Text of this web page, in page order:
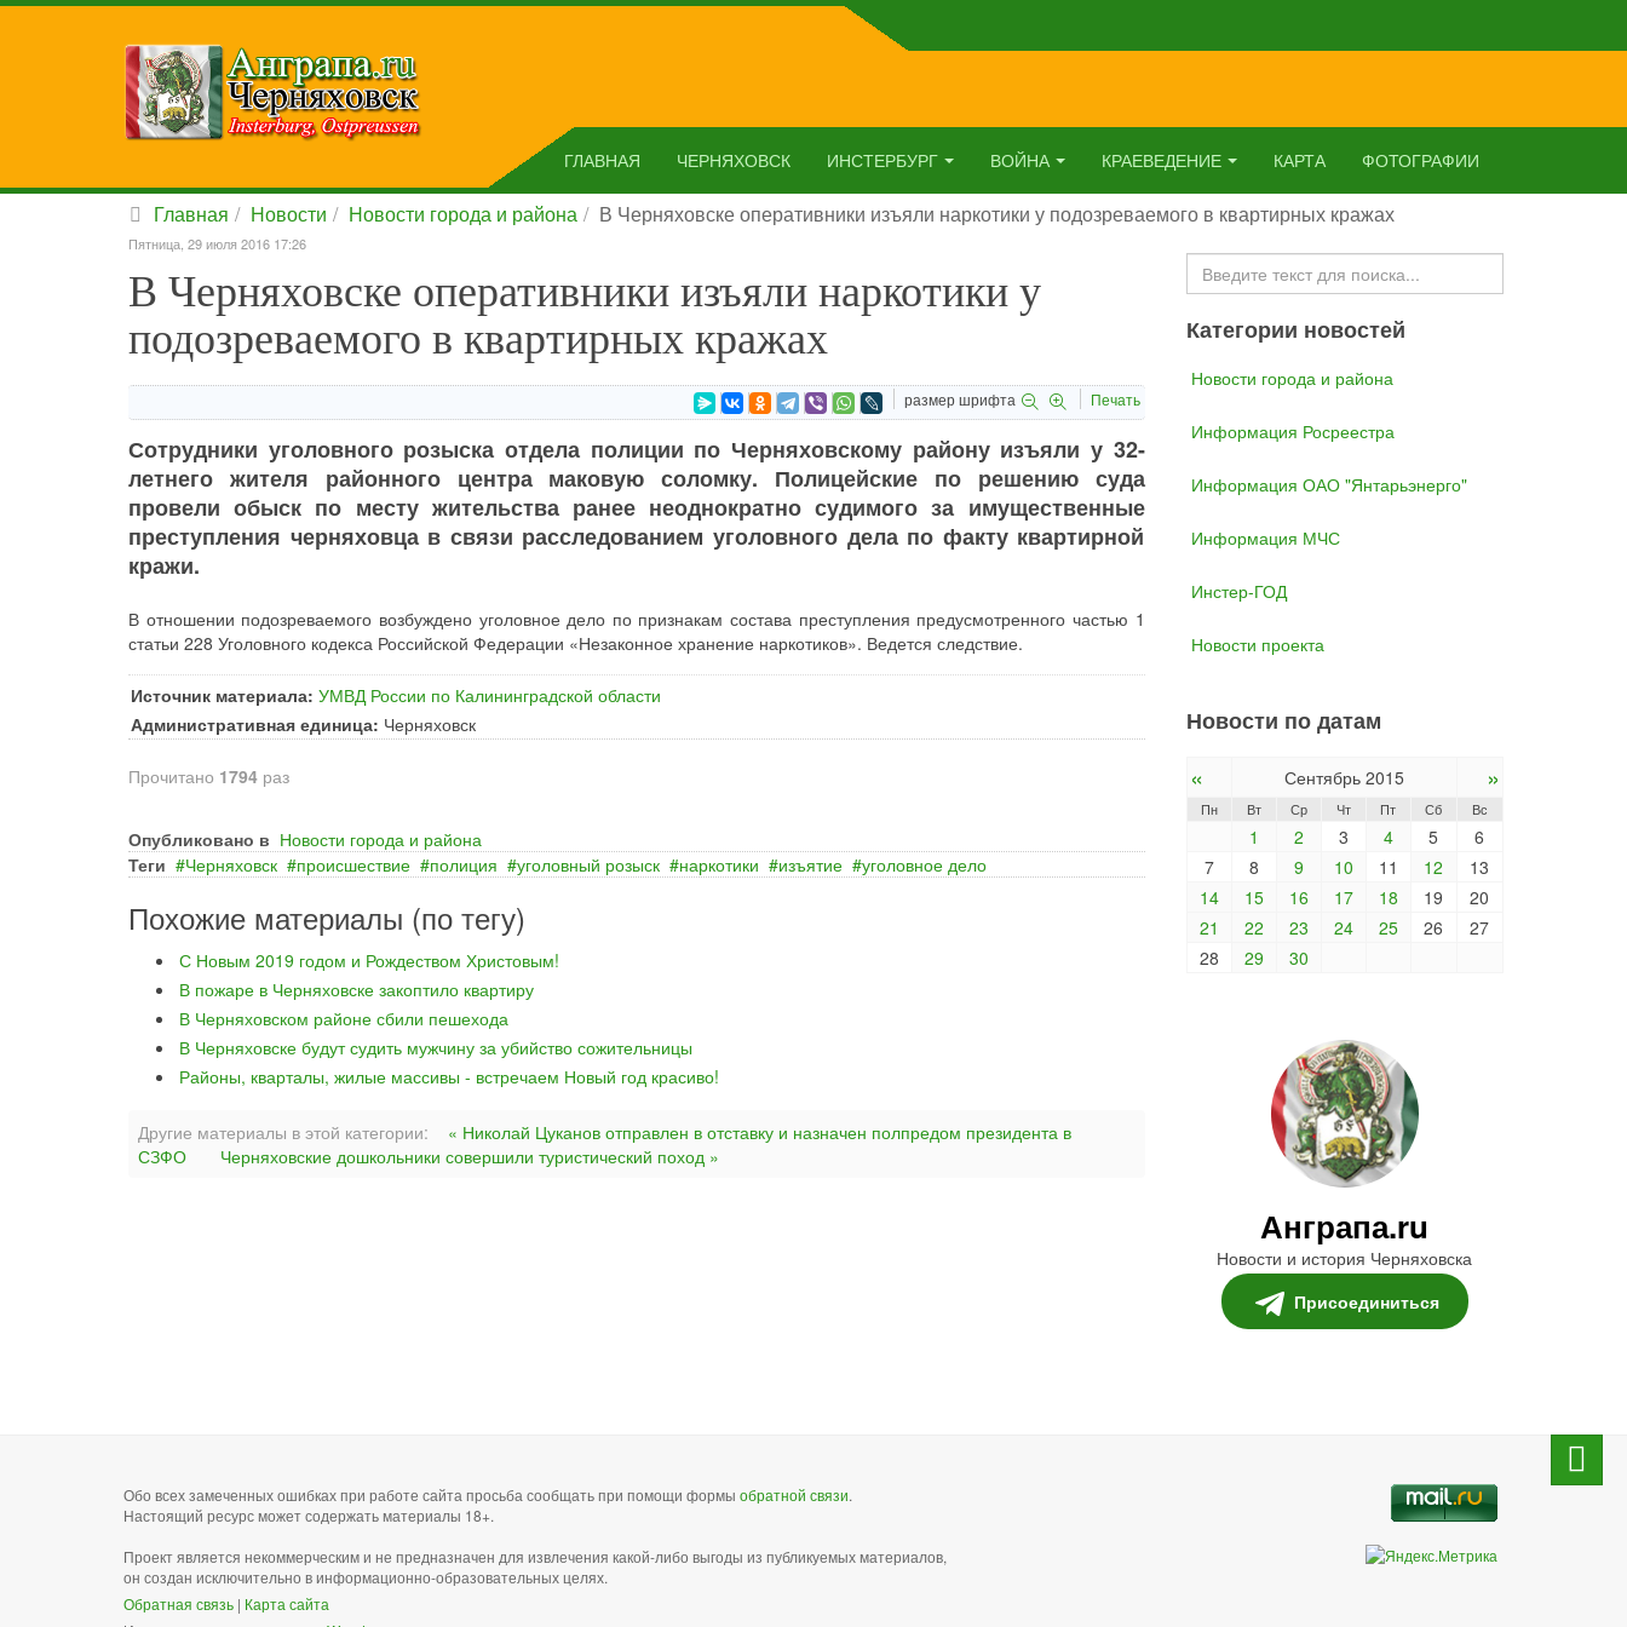
ГЛАВНАЯ ЧЕРНЯХОВСК ИНСТЕРБУРГ ВОЙНА КРАЕВЕДЕНИЕ КАРТА ФОТОГРАФИИ
Главная Новости Новости города и района В Черняховске оперативники изъяли наркотики у подозреваемого в квартирных кражах
Пятница, 29 июля 2016 17:26
В Черняховске оперативники изъяли наркотики у
подозреваемого в квартирных кражах
размер шрифта Печать
Сотрудники уголовного розыска отдела полиции по Черняховскому району изъяли у 32-
летнего жителя районного центра маковую соломку. Полицейские по решению суда
провели обыск по месту жительства ранее неоднократно судимого за имущественные
преступления черняховца в связи расследованием уголовного дела по факту квартирной
кражи.
В отношении подозреваемого возбуждено уголовное дело по признакам состава преступления предусмотренного частью 1
статьи 228 Уголовного кодекса Российской Федерации «Незаконное хранение наркотиков». Ведется следствие.
Источник материала: УМВД России по Калининградской области
Административная единица: Черняховск
Прочитано 1794 раз
Опубликовано в Новости города и района
Теги
Черняховск происшествие полиция уголовный розыск наркотики изъятие уголовное дело
Похожие материалы (по тегу)
С Новым 2019 годом и Рождеством Христовым!
В пожаре в Черняховске закоптило квартиру
В Черняховском районе сбили пешехода
В Черняховске будут судить мужчину за убийство сожительницы
Районы, кварталы, жилые массивы - встречаем Новый год красиво!
Другие материалы в этой категории:
« Николай Цуканов отправлен в отставку и назначен полпредом президента в
СЗФО
Черняховские дошкольники совершили туристический поход »
Искать...
Категории новостей
Новости города и района
Информация Росреестра
Информация ОАО "Янтарьэнерго"
Информация МЧС
Инстер-ГОД
Новости проекта
Новости по датам
« Сентябрь 2015 »
Пн Вт Ср Чт Пт Сб Вс
1 2 3 4 5
6
7
8 9 10 11 12
13
14
15 16 17 18 19
20
21
22 23 24 25 26
27
28
29 30
Анграпа.ru
Новости и история Черняховска
Присоединиться
Обо всех замеченных ошибках при работе сайта просьба сообщать при помощи формы обратной связи.
Настоящий ресурс может содержать материалы 18+.
Проект является некоммерческим и не предназначен для извлечения какой-либо выгоды из публикуемых материалов,
он создан исключительно в информационно-образовательных целях.
Обратная связь | Карта сайта